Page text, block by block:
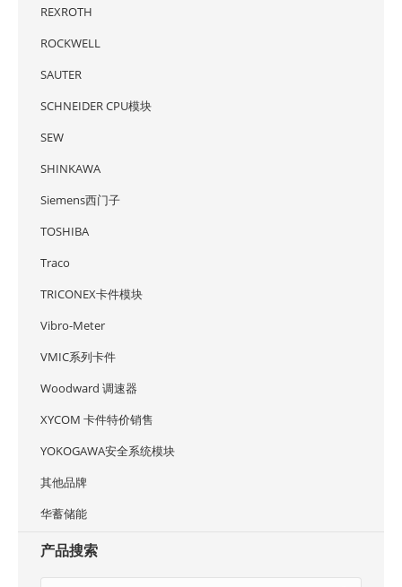
REXROTH
ROCKWELL
SAUTER
SCHNEIDER CPU模块
SEW
SHINKAWA
Siemens西门子
TOSHIBA
Traco
TRICONEX卡件模块
Vibro-Meter
VMIC系列卡件
Woodward 调速器
XYCOM 卡件特价销售
YOKOGAWA安全系统模块
其他品牌
华蓄储能
产品搜索